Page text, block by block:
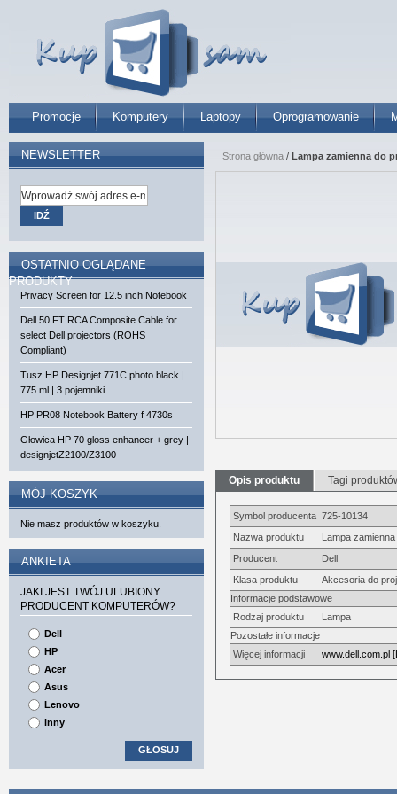
Promocje Komputery Laptopy Oprogramowanie
Strona główna / Lampa zamienna do
Opis produktu Tagi
Symbol producenta 725-10134
Nazwa produktu
Lampa
Producent
Dell
Klasa produktu
Akcesoria do
Informacje podstawowe
Rodzaj produktu
Lampa
Pozostałe informacje
Więcej informacji
www.dell.com.pl
NEWSLETTER
IDŹ
OSTATNIO OGLĄDANE
PRODUKTY
Privacy Screen for 12.5 inch Notebook
Dell 50 FT RCA Composite Cable for
select Dell projectors (ROHS
Compliant)
Tusz HP Designjet 771C photo black |
775 ml | 3 pojemniki
HP PR08 Notebook Battery f 4730s
Głowica HP 70 gloss enhancer + grey |
designjetZ2100/Z3100
MÓJ KOSZYK
Nie masz produktów w koszyku.
ANKIETA
JAKI JEST TWÓJ ULUBIONY
PRODUCENT KOMPUTERÓW?
Dell
HP
Acer
Asus
Lenovo
inny
GŁOSUJ